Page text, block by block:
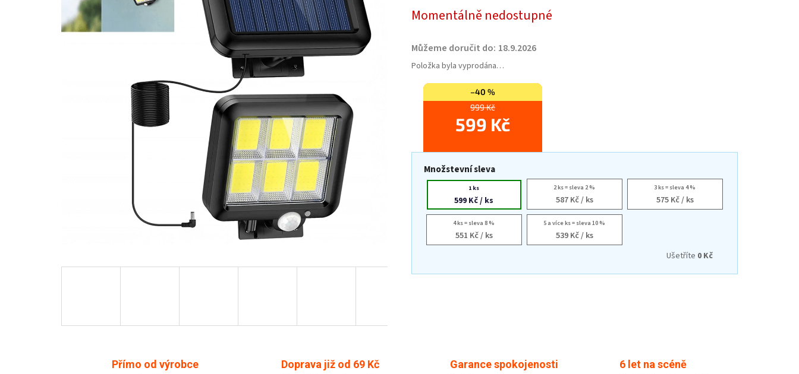
999 Kč
–40 %
599 Kč
Momentálně nedostupné
Můžeme doručit do: 18.9.2026
Položka byla vyprodána…
Množstevní sleva
1 ks
599 Kč/ ks
2 ks = sleva 2 %
587 Kč/ ks
3 ks = sleva 4 %
575 Kč/ ks
4 ks = sleva 8 %
551 Kč/ ks
5 a více ks = sleva 10 %
539 Kč/ ks
Ušetříte 0 Kč
Přímo od výrobce
Doprava již od 69 Kč
Garance spokojenosti
6 let na scéně